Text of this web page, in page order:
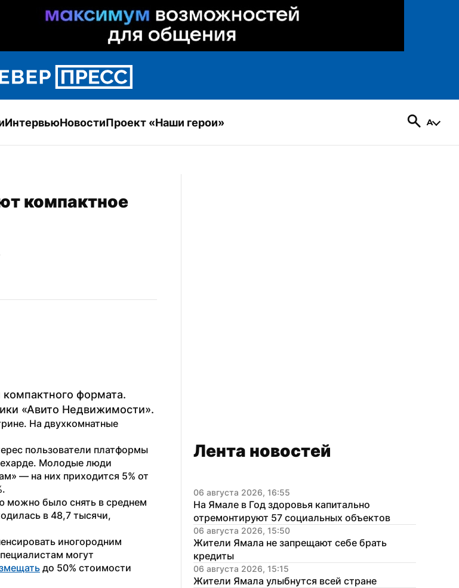
ИнтервьюНовостиПроект «Наши герои»
компактное
формата.
«Авито Недвижимости».
На двухкомнатные
пользователи платформы
Молодые люди
— на них приходится 5% от
можно было снять в среднем
в 48,7 тысячи,
иногородним
могут
до 50% стоимости
Лента новостей
06 августа 2026, 16:55
На Ямале в Год здоровья капитально
отремонтируют 57 социальных объектов
06 августа 2026, 15:50
Жители Ямала не запрещают себе брать
кредиты
06 августа 2026, 15:15
Жители Ямала улыбнутся всей стране